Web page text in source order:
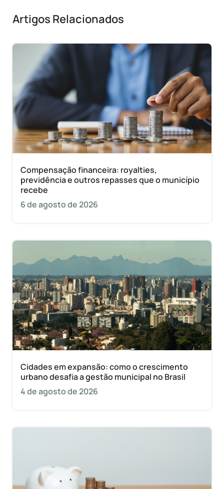
Artigos Relacionados
Compensação financeira: royalties,
previdência e outros repasses que o município
recebe
6 de agosto de 2026
Cidades em expansão: como o crescimento
urbano desafia a gestão municipal no Brasil
4 de agosto de 2026